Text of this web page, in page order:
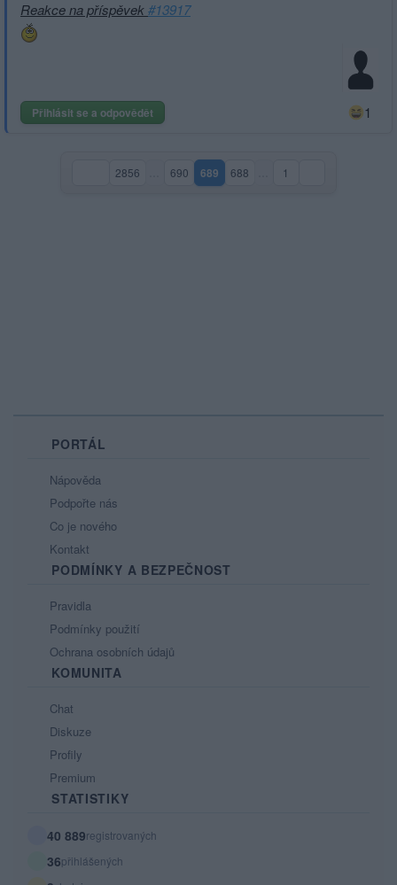
Reakce na příspěvek#13917
Přihlásit se a odpovědět 1
2856 690 689(aktuální strana)
688 1
PORTÁL
Nápověda
Podpořte nás
Co je nového
Kontakt
PODMÍNKY A BEZPEČNOST
Pravidla
Podmínky použití
Ochrana osobních údajů
KOMUNITA
Chat
Diskuze
Profily
Premium
STATISTIKY
40 889registrovaných
36přihlášených